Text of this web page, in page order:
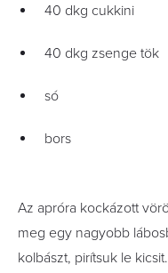
40 dkg cukkini
40 dkg zsenge tök
só
bors
Az apróra kockázott
meg egy nagyobb
kolbászt, pirítsuk le